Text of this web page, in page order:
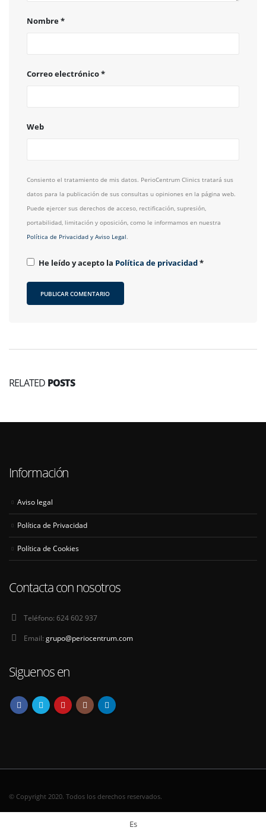
Nombre*
Correo electrónico*
Web
Consiento el tratamiento de mis datos. PerioCentrum Clinics tratará sus
datos para la publicación de sus consultas u opiniones en la página web.
Puede ejercer sus derechos de acceso, rectificación, supresión,
portabilidad, limitación y oposición, como le informamos en nuestra
Política de Privacidad y Aviso Legal.
He leído y acepto la Política de privacidad*
RELATED POSTS
Información
Aviso legal
Política de Privacidad
Política de Cookies
Contacta con nosotros
Teléfono: 624 602 937
Email: grupo@periocentrum.com
Siguenos en
© Copyright 2020. Todos los derechos reservados.
Es